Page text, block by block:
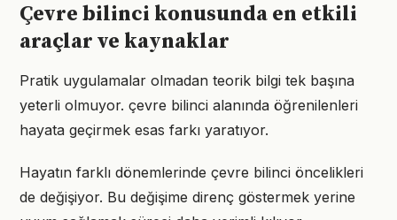
Çevre bilinci konusunda en etkili
araçlar ve kaynaklar
Pratik uygulamalar olmadan teorik bilgi tek başına
yeterli olmuyor. çevre bilinci alanında öğrenilenleri
hayata geçirmek esas farkı yaratıyor.
Hayatın farklı dönemlerinde çevre bilinci öncelikleri
de değişiyor. Bu değişime direnç göstermek yerine